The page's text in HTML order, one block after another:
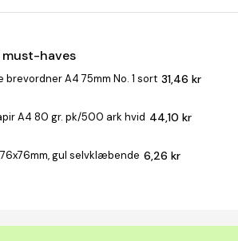
must-haves
brevordner A4 75mm No. 1 sort 31,46 kr
A4 80 gr. pk/500 ark hvid 44,10 kr
gul selvklæbende 6,26 kr